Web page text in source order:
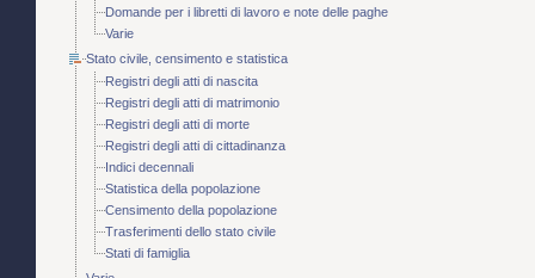
Domande per i libretti di lavoro e note delle paghe
Varie
Stato civile, censimento e statistica
Registri degli atti di nascita
Registri degli atti di matrimonio
Registri degli atti di morte
Registri degli atti di cittadinanza
Indici decennali
Statistica della popolazione
Censimento della popolazione
Trasferimenti dello stato civile
Stati di famiglia